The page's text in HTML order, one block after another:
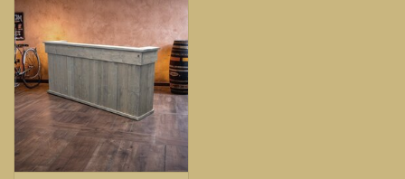
Belgisch BTW nummer, kunnen wij de 21% BTW verleggen. U
ontvangt dan een factuur exclusief BTW van ons.
Deutsch
Maatwerk Steigerhout fertigt für Sie eine maßgeschneiderte Bar
/ Außenbar / Theke / Theke aus Gerüstholz mit einem Trittbrett.